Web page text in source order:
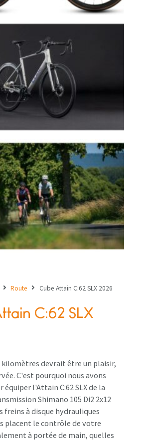
Route Cube Attain C:62 SLX 2026
C:62 SLX
kilomètres devrait être un plaisir,
C'est pourquoi nous avons
équiper l'Attain C:62 SLX de la
Shimano 105 Di2 2x12
freins à disque hydrauliques
placent le contrôle de votre
à portée de main, quelles